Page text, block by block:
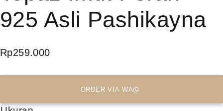
925 Asli Pashikayna
Rp259.000
ORDER VIA WA